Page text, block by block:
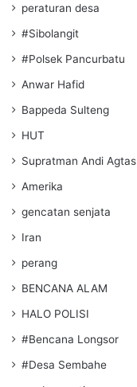
peraturan desa
#Sibolangit
#Polsek Pancurbatu
Anwar Hafid
Bappeda Sulteng
HUT
Supratman Andi Agtas
Amerika
gencatan senjata
Iran
perang
BENCANA ALAM
HALO POLISI
#Bencana Longsor
#Desa Sembahe